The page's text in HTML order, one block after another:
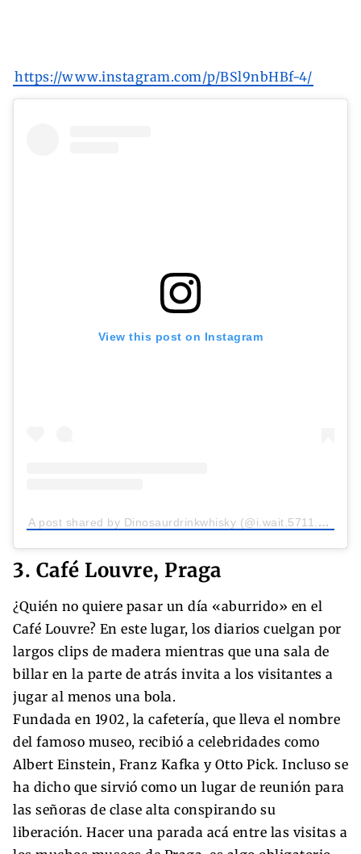
https://www.instagram.com/p/BSl9nbHBf-4/
View this post on Instagram
A post shared by Dinosaurdrinkwhisky (@i.wait.5711.5167)
3. Café Louvre, Praga
¿Quién no quiere pasar un día «aburrido» en el
Café Louvre? En este lugar, los diarios cuelgan por
largos clips de madera mientras que una sala de
billar en la parte de atrás invita a los visitantes a
jugar al menos una bola.
Fundada en 1902, la cafetería, que lleva el nombre
del famoso museo, recibió a celebridades como
Albert Einstein, Franz Kafka y Otto Pick. Incluso se
ha dicho que sirvió como un lugar de reunión para
las señoras de clase alta conspirando su
liberación. Hacer una parada acá entre las visitas a